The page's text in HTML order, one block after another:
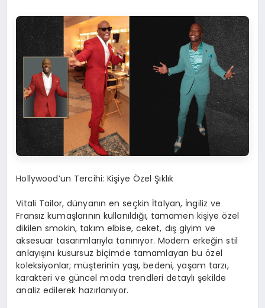
Hollywood’un Tercihi: Kişiye Özel Şıklık
Vitali Tailor, dünyanın en seçkin İtalyan, İngiliz ve
Fransız kumaşlarının kullanıldığı, tamamen kişiye özel
dikilen smokin, takım elbise, ceket, dış giyim ve
aksesuar tasarımlarıyla tanınıyor. Modern erkeğin stil
anlayışını kusursuz biçimde tamamlayan bu özel
koleksiyonlar; müşterinin yaşı, bedeni, yaşam tarzı,
karakteri ve güncel moda trendleri detaylı şekilde
analiz edilerek hazırlanıyor.